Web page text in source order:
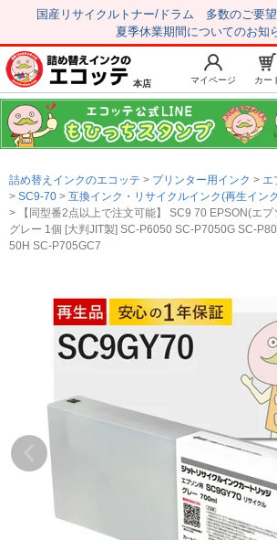
国産リサイクルトナー/ドラム 多数のご要望
夏季休業期間についてのお知
新規会員登録
トップページ
注文履歴
はじめての方へ
初心者用セット
キャノンインク
エプソンインク
詰め替えインク
互換インクボトル
互換インクカートリッジ
再生インクカートリッジ
本店 マイページ カー
詰め替えインクのエコッテ プリンター用インク
エ
SC9-70
互換インク・リサイクルインク(再生イン
【同型番2点以上で注文可能】 SC9 70 EPSON(エ
グレー 1個 [大判JIT製] SC-P6050 SC-P7050G SC-
50H SC-P705GC7